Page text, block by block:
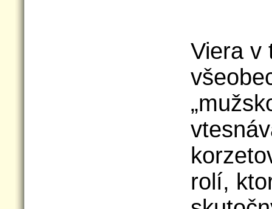
Viera v
rolí,